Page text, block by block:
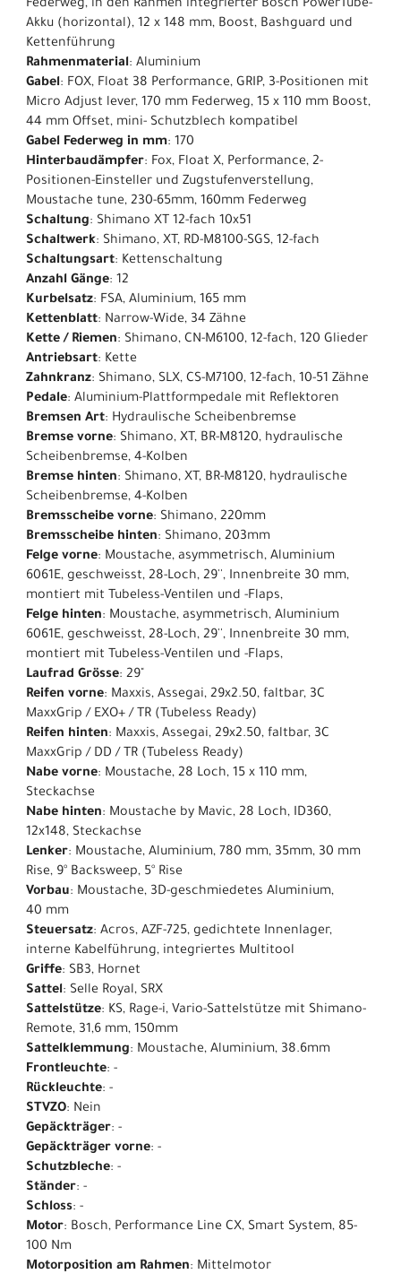
Federweg, in den Rahmen integrierter Bosch PowerTube-
Akku (horizontal), 12 x 148 mm, Boost, Bashguard und
Kettenführung
Rahmenmaterial: Aluminium
Gabel: FOX, Float 38 Performance, GRIP, 3-Positionen mit
Micro Adjust lever, 170 mm Federweg, 15 x 110 mm Boost,
44 mm Offset, mini- Schutzblech kompatibel
Gabel Federweg in mm: 170
Hinterbaudämpfer: Fox, Float X, Performance, 2-
Positionen-Einsteller und Zugstufenverstellung,
Moustache tune, 230-65mm, 160mm Federweg
Schaltung: Shimano XT 12-fach 10x51
Schaltwerk: Shimano, XT, RD-M8100-SGS, 12-fach
Schaltungsart: Kettenschaltung
Anzahl Gänge: 12
Kurbelsatz: FSA, Aluminium, 165 mm
Kettenblatt: Narrow-Wide, 34 Zähne
Kette / Riemen: Shimano, CN-M6100, 12-fach, 120 Glieder
Antriebsart: Kette
Zahnkranz: Shimano, SLX, CS-M7100, 12-fach, 10-51 Zähne
Pedale: Aluminium-Plattformpedale mit Reflektoren
Bremsen Art: Hydraulische Scheibenbremse
Bremse vorne: Shimano, XT, BR-M8120, hydraulische
Scheibenbremse, 4-Kolben
Bremse hinten: Shimano, XT, BR-M8120, hydraulische
Scheibenbremse, 4-Kolben
Bremsscheibe vorne: Shimano, 220mm
Bremsscheibe hinten: Shimano, 203mm
Felge vorne: Moustache, asymmetrisch, Aluminium
6061E, geschweisst, 28-Loch, 29'', Innenbreite 30 mm,
montiert mit Tubeless-Ventilen und -Flaps,
Felge hinten: Moustache, asymmetrisch, Aluminium
6061E, geschweisst, 28-Loch, 29'', Innenbreite 30 mm,
montiert mit Tubeless-Ventilen und -Flaps,
Laufrad Grösse: 29"
Reifen vorne: Maxxis, Assegai, 29x2.50, faltbar, 3C
MaxxGrip / EXO+ / TR (Tubeless Ready)
Reifen hinten: Maxxis, Assegai, 29x2.50, faltbar, 3C
MaxxGrip / DD / TR (Tubeless Ready)
Nabe vorne: Moustache, 28 Loch, 15 x 110 mm,
Steckachse
Nabe hinten: Moustache by Mavic, 28 Loch, ID360,
12x148, Steckachse
Lenker: Moustache, Aluminium, 780 mm, 35mm, 30 mm
Rise, 9° Backsweep, 5° Rise
Vorbau: Moustache, 3D-geschmiedetes Aluminium,
40 mm
Steuersatz: Acros, AZF-725, gedichtete Innenlager,
interne Kabelführung, integriertes Multitool
Griffe: SB3, Hornet
Sattel: Selle Royal, SRX
Sattelstütze: KS, Rage-i, Vario-Sattelstütze mit Shimano-
Remote, 31,6 mm, 150mm
Sattelklemmung: Moustache, Aluminium, 38.6mm
Frontleuchte: -
Rückleuchte: -
STVZO: Nein
Gepäckträger: -
Gepäckträger vorne: -
Schutzbleche: -
Ständer: -
Schloss: -
Motor: Bosch, Performance Line CX, Smart System, 85-
100 Nm
Motorposition am Rahmen: Mittelmotor